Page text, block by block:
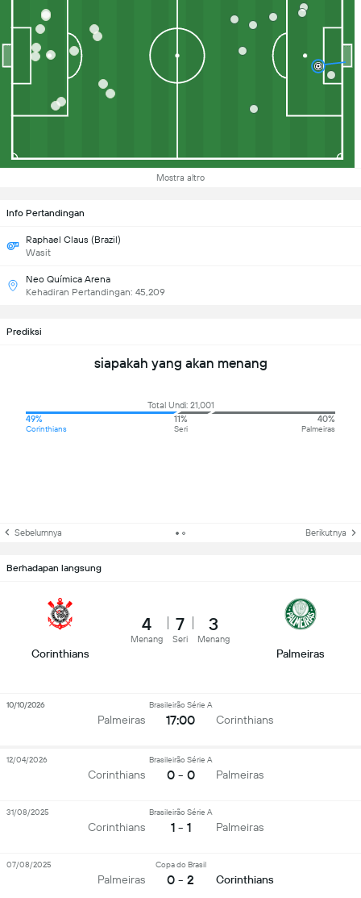
Mostra altro
Info Pertandingan
Raphael Claus (Brazil)
Wasit
Neo Química Arena
Kehadiran Pertandingan: 45,209
Prediksi
siapakah yang akan menang
Total Undi: 21,001
49%
Corinthians
11%
Seri
40%
Palmeiras
Sebelumnya Berikutnya
Berhadapan langsung
Corinthians
4
Menang
7
Seri
3
Menang
Palmeiras
Palmeiras
Brasileirão Série A
17:00 Corinthians
10/10/2026
Corinthians
Brasileirão Série A
0 - 0 Palmeiras
12/04/2026
Corinthians
Brasileirão Série A
1 - 1 Palmeiras
31/08/2025
Palmeiras
Copa do Brasil
0 - 2 Corinthians
07/08/2025